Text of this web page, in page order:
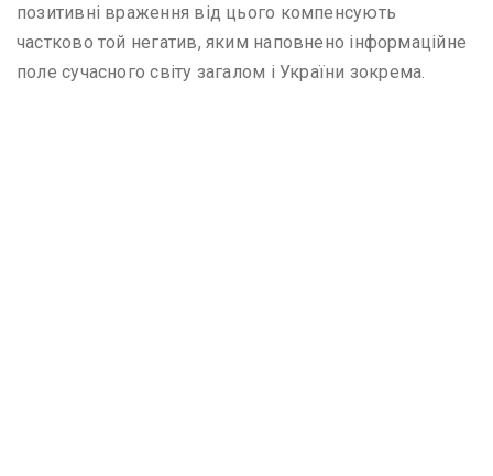
позитивні враження від цього компенсують
частково той негатив, яким наповнено інформаційне
поле сучасного світу загалом і України зокрема.